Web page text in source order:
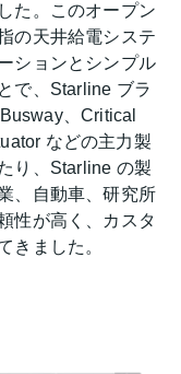
た。このオープン
の天井給電システ
ションとシンプル
で、Starline ブラ
、Critical
などの主力製
り、Starline の製
、自動車、研究所
性が高く、カスタ
きました。